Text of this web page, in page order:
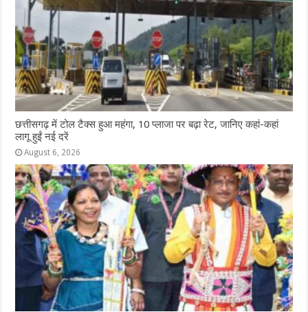
छत्तीसगढ़ में टोल टैक्स हुआ महंगा, 10 प्लाजा पर बढ़ा रेट, जानिए कहां-कहां
लागू हुईं नई दरें
August 6, 2026